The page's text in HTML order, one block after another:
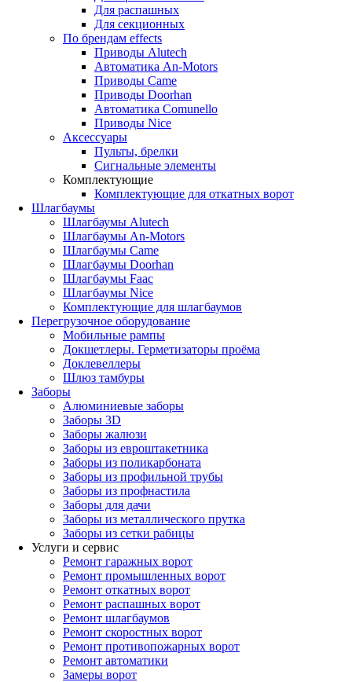
Для распашных
Для секционных
По брендам effects
Приводы Alutech
Автоматика An-Motors
Приводы Came
Приводы Doorhan
Автоматика Comunello
Приводы Nice
Аксессуары
Пульты, брелки
Сигнальные элементы
Комплектующие
Комплектующие для откатных ворот
Шлагбаумы
Шлагбаумы Alutech
Шлагбаумы An-Motors
Шлагбаумы Came
Шлагбаумы Doorhan
Шлагбаумы Faac
Шлагбаумы Nice
Комплектующие для шлагбаумов
Перегрузочное оборудование
Мобильные рампы
Докшетлеры. Герметизаторы проёма
Доклевеллеры
Шлюз тамбуры
Заборы
Алюминиевые заборы
Заборы 3D
Заборы жалюзи
Заборы из евроштакетника
Заборы из поликарбоната
Заборы из профильной трубы
Заборы из профнастила
Заборы для дачи
Заборы из металлического прутка
Заборы из сетки рабицы
Услуги и сервис
Ремонт гаражных ворот
Ремонт промышленных ворот
Ремонт откатных ворот
Ремонт распашных ворот
Ремонт шлагбаумов
Ремонт скоростных ворот
Ремонт противопожарных ворот
Ремонт автоматики
Замеры ворот